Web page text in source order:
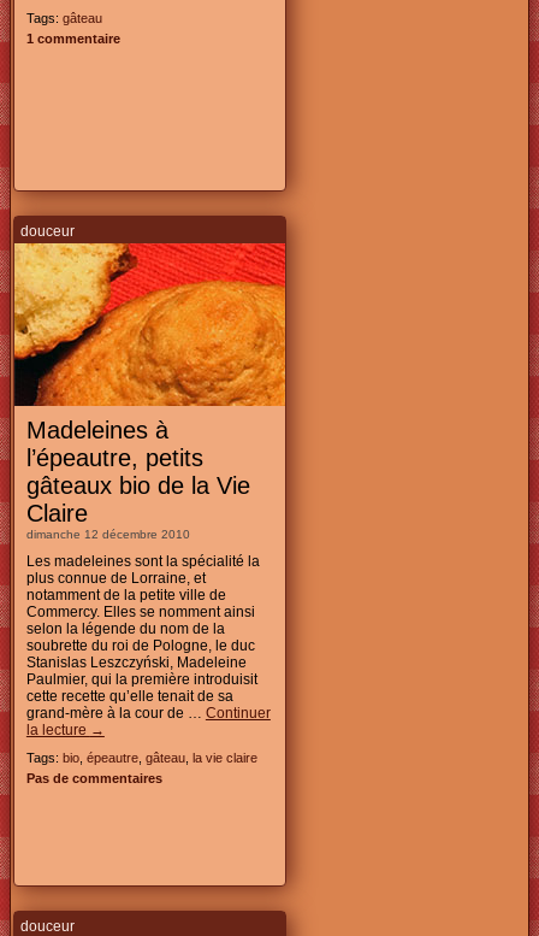
Tags: gâteau
1 commentaire
douceur
Madeleines à
l’épeautre, petits
gâteaux bio de la Vie
Claire
dimanche 12 décembre 2010
Les madeleines sont la spécialité la
plus connue de Lorraine, et
notamment de la petite ville de
Commercy. Elles se nomment ainsi
selon la légende du nom de la
soubrette du roi de Pologne, le duc
Stanislas Leszczyński, Madeleine
Paulmier, qui la première introduisit
cette recette qu’elle tenait de sa
grand-mère à la cour de … Continuer
la lecture →
Tags: bio, épeautre, gâteau, la vie claire
Pas de commentaires
douceur